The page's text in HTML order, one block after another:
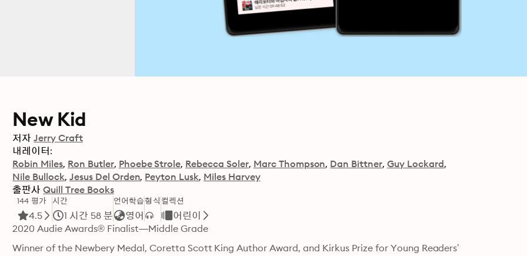
New Kid
저자 Jerry Craft
내레이터:
Robin Miles Ron Butler Phoebe Strole Rebecca Soler Marc Thompson Dan Bittner Guy Lockard
Nile Bullock Jesus Del Orden Peyton Lusk Miles Harvey
출판사 Quill Tree Books
144 평가
4.5
시간
1 시간 58 분
언어학습
영어
형식 컬렉션
어린이
2020 Audie Awards® Finalist—Middle Grade
Winner of the Newbery Medal, Coretta Scott King Author Award, and Kirkus Prize for Young Readers’